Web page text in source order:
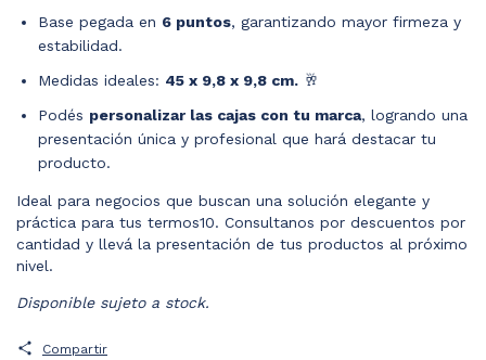
Base pegada en 6 puntos, garantizando mayor firmeza y
estabilidad.
Medidas ideales: 45 x 9,8 x 9,8 cm. 🥂
Podés personalizar las cajas con tu marca, logrando una
presentación única y profesional que hará destacar tu
producto.
Ideal para negocios que buscan una solución elegante y
práctica para tus termos10. Consultanos por descuentos por
cantidad y llevá la presentación de tus productos al próximo
nivel.
Disponible sujeto a stock.
Compartir